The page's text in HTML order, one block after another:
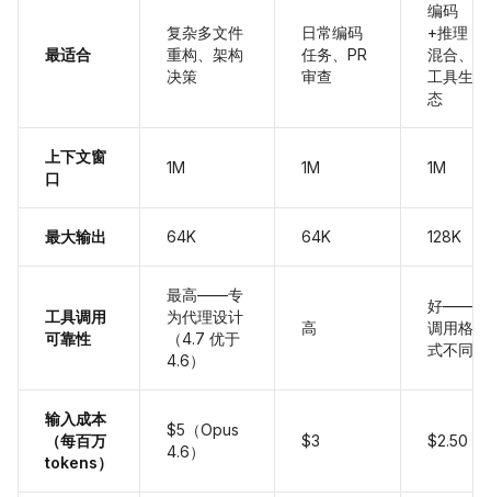
最适合
复杂多文件
重构、架构
决策
日常编码
任务、PR
审查
编码
+推理
混合、
工具生
态
上下文窗
口
1M 1M 1M
最大输出 64K 64K 128K
工具调用
可靠性
最高——专
为代理设计
（4.7 优于
4.6）
高
好——
调用格
式不同
输入成本
（每百万
tokens）
$5（Opus
4.6）
$3 $2.50